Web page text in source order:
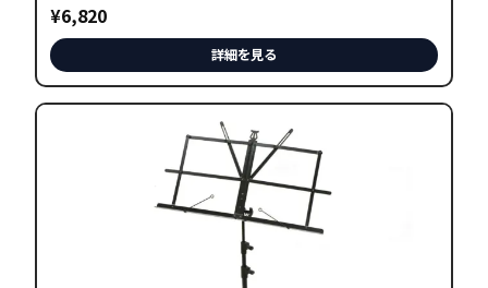
¥6,820
詳細を見る